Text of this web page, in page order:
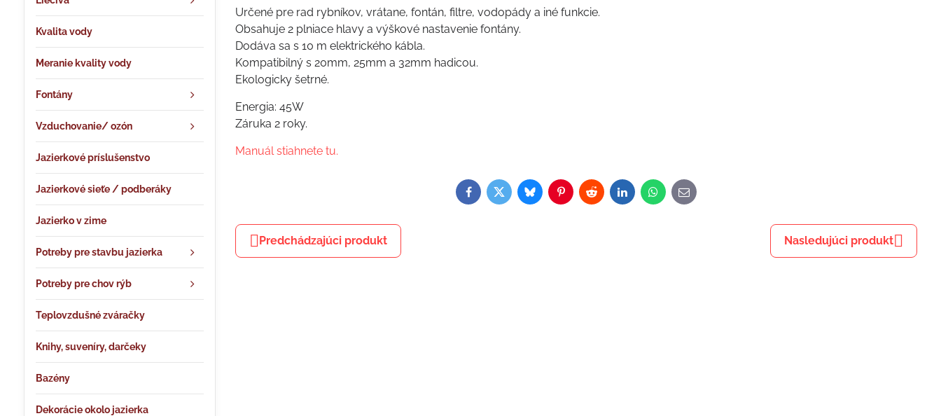
Určené pre rad rybníkov, vrátane, fontán, filtre, vodopády a iné funkcie.
Obsahuje 2 plniace hlavy a výškové nastavenie fontány.
Dodáva sa s 10 m elektrického kábla.
Kompatibilný s 20mm, 25mm a 32mm hadicou.
Ekologicky šetrné.
Energia: 45W
Záruka 2 roky.
Manuál stiahnete tu.
Facebook
TwitterBlueskyPinterestRedditLinkedInWhatsApp
E-
mail
Predchádzajúci produkt Nasledujúci produkt
Kvalita vody
Meranie kvality vody
Fontány
Vzduchovanie/ ozón
Jazierkové príslušenstvo
Jazierkové sieťe / podberáky
Jazierko v zime
Potreby pre stavbu jazierka
Potreby pre chov rýb
Teplovzdušné zváračky
Knihy, suveníry, darčeky
Bazény
Dekorácie okolo jazierka